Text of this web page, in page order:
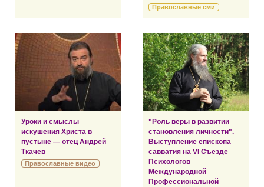
Православные сми
Уроки и смыслы
искушения Христа в
пустыне — отец Андрей
Ткачёв
Православные видео
"Роль веры в развитии
становления личности".
Выступление епископа
савватия на VI Съезде
Психологов
Международной
Профессиональной